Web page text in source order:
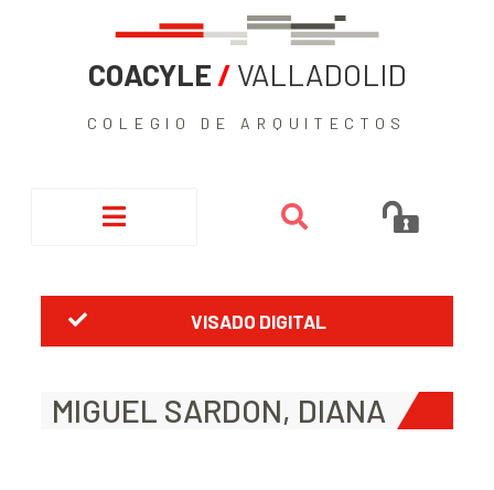
COACYLE / VALLADOLID
COLEGIO DE ARQUITECTOS
VISADO DIGITAL
MIGUEL SARDON, DIANA